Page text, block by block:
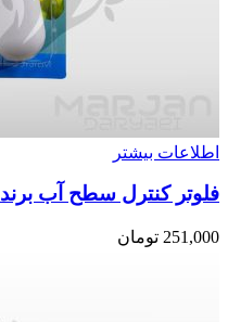
اطلاعات بیشتر
فلوتر کنترل سطح آب برند ISTA
251,000 تومان